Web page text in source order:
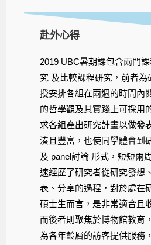
赴外心得
2019 UBC暑期課包含兩門
究 及比較課程研究，前者為
授安排各組在兩週的時間內
的哲學觀及其實踐上可採用
求各組產出研究計畫以做發
湊且豐富，也使同學體會到
及 panel討論 形式，短短兩
速經歷了研究者從研究發想
表、分享的過程，對於處在
碩士生而言，是非常適合且
而後者則聚焦於博物館教育
為各年齡層的訪客提供服務